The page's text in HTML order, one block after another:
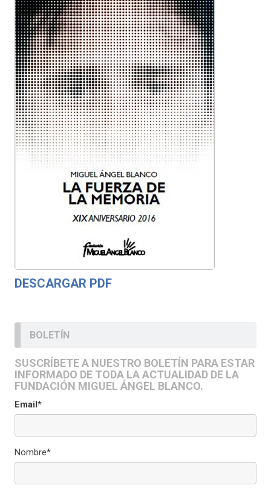
DESCARGAR PDF
BOLETÍN
SUSCRÍBETE A NUESTRO BOLETÍN PARA ESTAR
INFORMADO DE TODA LA ACTUALIDAD DE LA
FUNDACIÓN MIGUEL ÁNGEL BLANCO.
Email*
Nombre*